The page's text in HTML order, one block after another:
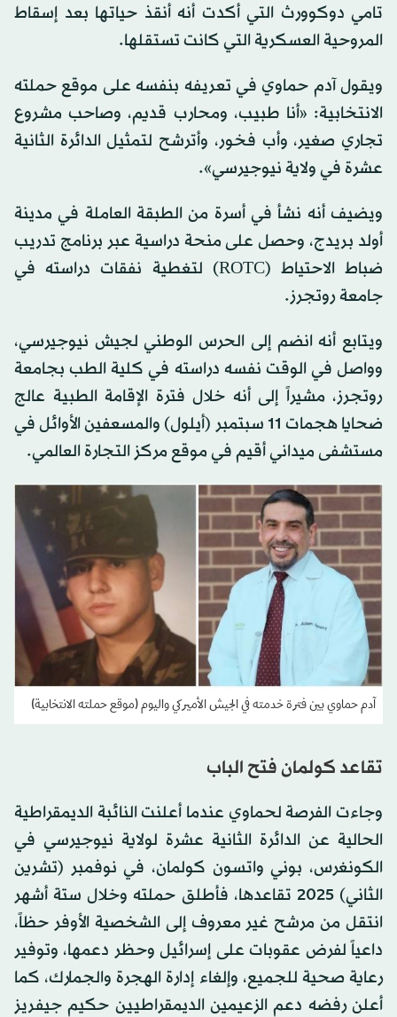
تامي دوكوورث التي أكدت أنه أنقذ حياتها بعد إسقاط
المروحية العسكرية التي كانت تستقلها.
ويقول آدم حماوي في تعريفه بنفسه على موقع حملته
الانتخابية: «أنا طبيب، ومحارب قديم، وصاحب مشروع
تجاري صغير، وأب فخور، وأترشح لتمثيل الدائرة الثانية
عشرة في ولاية نيوجيرسي».
ويضيف أنه نشأ في أسرة من الطبقة العاملة في مدينة
أولد بريدج، وحصل على منحة دراسية عبر برنامج تدريب
ضباط الاحتياط (ROTC) لتغطية نفقات دراسته في
جامعة روتجرز.
ويتابع أنه انضم إلى الحرس الوطني لجيش نيوجيرسي،
وواصل في الوقت نفسه دراسته في كلية الطب بجامعة
روتجرز، مشيراً إلى أنه خلال فترة الإقامة الطبية عالج
ضحايا هجمات 11 سبتمبر (أيلول) والمسعفين الأوائل في
مستشفى ميداني أقيم في موقع مركز التجارة العالمي.
آدم حماوي بين فترة خدمته في الجيش الأميركي واليوم (موقع حملته الانتخابية)
تقاعد كولمان فتح الباب
وجاءت الفرصة لحماوي عندما أعلنت النائبة الديمقراطية
الحالية عن الدائرة الثانية عشرة لولاية نيوجيرسي في
الكونغرس، بوني واتسون كولمان، في نوفمبر (تشرين
الثاني) 2025 تقاعدها، فأطلق حملته وخلال ستة أشهر
انتقل من مرشح غير معروف إلى الشخصية الأوفر حظاً،
داعياً لفرض عقوبات على إسرائيل وحظر دعمها، وتوفير
رعاية صحية للجميع، وإلغاء إدارة الهجرة والجمارك، كما
أعلن رفضه دعم الزعيمين الديمقراطيين حكيم جيفريز